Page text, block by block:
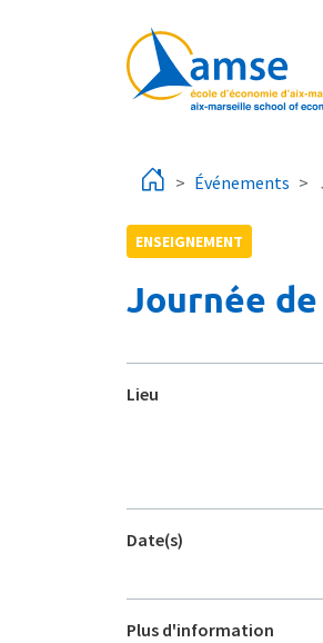
Événements
ENSEIGNEMENT
Journée
Lieu
Date(s)
Plus d'information